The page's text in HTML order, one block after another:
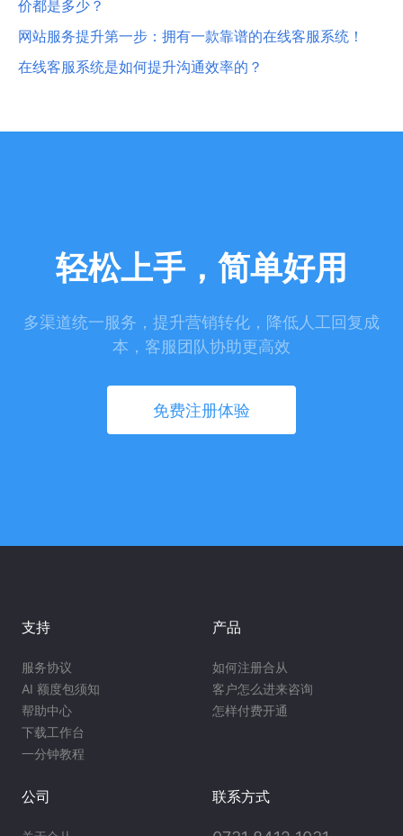
价都是多少？
网站服务提升第一步：拥有一款靠谱的在线客服系统！
在线客服系统是如何提升沟通效率的？
轻松上手，简单好用
多渠道统一服务，提升营销转化，降低人工回复成
本，客服团队协助更高效
免费注册体验
支持
服务协议
AI 额度包须知
帮助中心
下载工作台
一分钟教程
产品
如何注册合从
客户怎么进来咨询
怎样付费开通
公司 联系方式